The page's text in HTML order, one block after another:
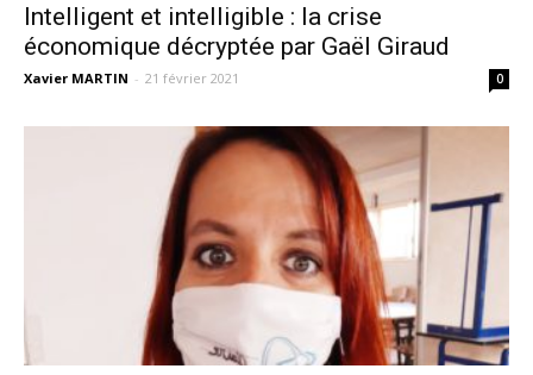
Intelligent et intelligible : la crise
économique décryptée par Gaël Giraud
Xavier MARTIN - 21 février 2021 0